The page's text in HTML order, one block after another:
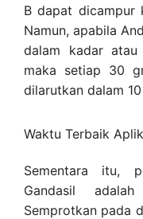
B dapat dicampur
Namun, apabila
dalam kadar
maka setiap 30
dilarutkan dalam
Waktu Terbaik
Sementara itu,
Gandasil
Semprotkan pada